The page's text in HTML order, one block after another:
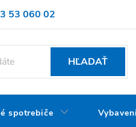
53 060 02
HĽADAŤ
spotrebiče